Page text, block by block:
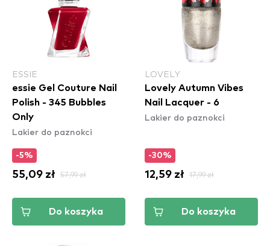
ESSIE
essie Gel Couture Nail
Polish - 345 Bubbles
Only
Lakier do paznokci
-5%
55,09 zł 57,99 zł
Do koszyka
LOVELY
Lovely Autumn Vibes
Nail Lacquer - 6
Lakier do paznokci
-30%
12,59 zł 17,99 zł
Do koszyka